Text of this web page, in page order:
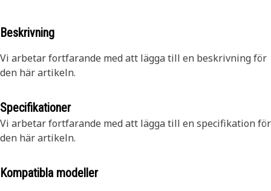
Beskrivning
Vi arbetar fortfarande med att lägga till en beskrivning för
den här artikeln.
Specifikationer
Vi arbetar fortfarande med att lägga till en specifikation för
den här artikeln.
Kompatibla modeller